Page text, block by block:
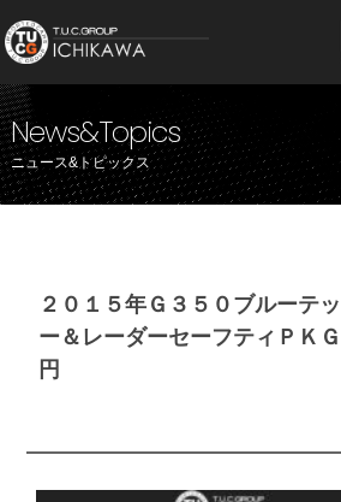
News&Topics
ニュース&トピックス
２０１５年Ｇ３５０ブルーテ
ー＆レーダーセーフティＰ
円